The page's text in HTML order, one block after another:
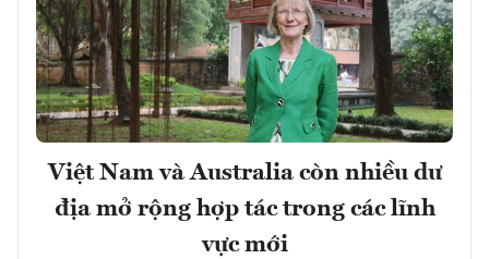
Việt Nam và Australia còn nhiều dư
địa mở rộng hợp tác trong các lĩnh
vực mới